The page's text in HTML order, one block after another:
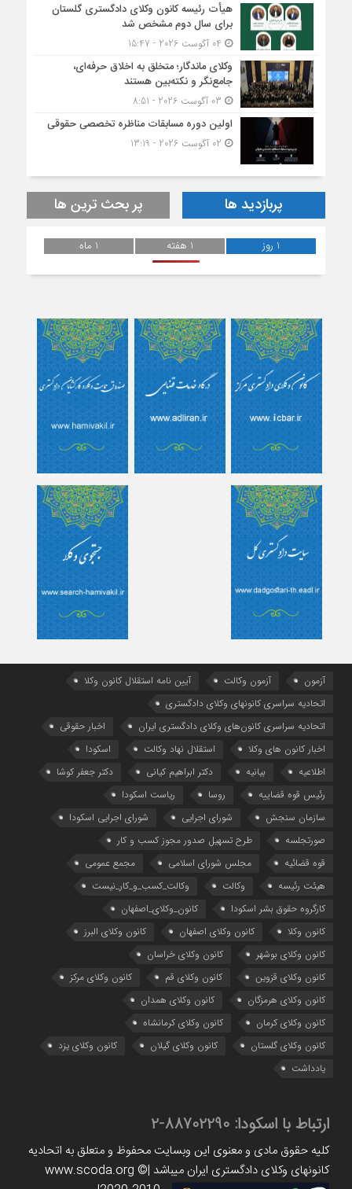
هیأت ‌رئیسه کانون وکلای دادگستری گلستان
برای سال دوم مشخص شد
وکلای ماندگار؛ متخلق به اخلاق حرفه‌ای،
جامع‌نگر و نکته‌بین هستند
اولین دوره مسابقات مناظره تخصصی حقوقی
پربازدید ها پر بحث ترین ها
1 روز 1 هفته 1 ماه
آزمون آزمون وکالت
آیین ‌نامه استقلال کانون وکلا
اتحادیه سراسری کانونهای وکلای دادگستری
اتحادیه سراسری کانون‌های وکلای دادگستری ایران
اخبار حقوقی
اخبار کانون های وکلا
استقلال نهاد وکالت
اسکودا
اطلاعیه
بیانیه دکتر ابراهیم کیانی
دکتر جعفر کوشا
رئیس قوه قضاییه
روسا
ریاست اسکودا
سازمان سنجش
شورای اجرایی
شورای اجرایی اسکودا
صورتجلسه
طرح تسهیل صدور مجوز کسب و کار
قوه قضائیه
مجلس شورای اسلامی
مجمع عمومی
هیئت رئیسه
وکالت
وکالت_کسب_و_کار_نیست
کارگروه حقوق بشر اسکودا
کانون_وکلای_اصفهان
کانون وکلا
کانون وکلای اصفهان
کانون وکلای البرز
کانون وکلای بوشهر
کانون وکلای خراسان
کانون وکلای قزوین
کانون وکلای قم
کانون وکلای مرکز
کانون وکلای هرمزگان
کانون وکلای همدان
کانون وکلای کرمان
کانون وکلای کرمانشاه
کانون وکلای گلستان
کانون وکلای گیلان
کانون وکلای یزد
یادداشت
ارتباط با اسکودا: 88702290-2
کلیه حقوق مادی و معنوی این وبسایت محفوظ و متعلق به اتحادیه
کانونهای وکلای دادگستری ایران میباشد |www.scoda.org ©